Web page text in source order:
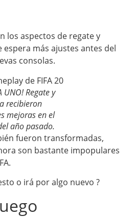
los aspectos de regate y
espera más ajustes antes del
consolas.
UNO! Regate y
recibieron
mejoras en el
año pasado.
fueron transformadas,
son bastante impopulares
o irá por algo nuevo ?